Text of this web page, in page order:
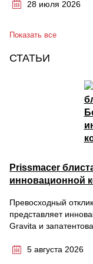
28 июля 2026
Показать все
СТАТЬИ
Prissmacer
инновационной
Превосходный
представляет
Gravita и
5 августа 2026